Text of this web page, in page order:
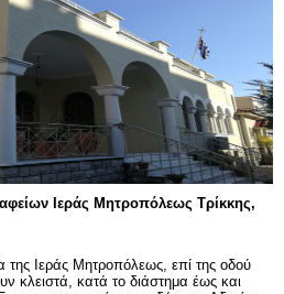
Ιεράς Μητροπόλεως Τρίκκης,
της Ιεράς Μητροπόλεως, επί της οδού
κλειστά, κατά το διάστημα έως και